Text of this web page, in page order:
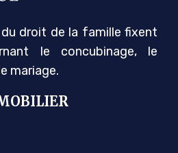
du droit de la famille fixent
le concubinage, le
mariage.